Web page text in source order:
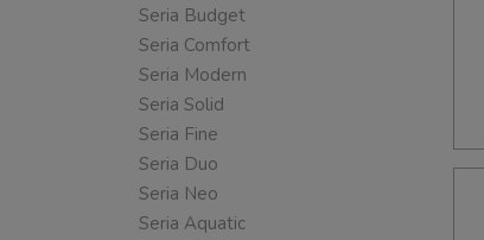
Seria Budget
Seria Comfort
Seria Modern
Seria Solid
Seria Fine
Seria Duo
Seria Neo
Seria Aquatic